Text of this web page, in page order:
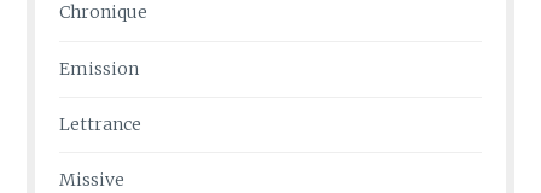
Chronique
Emission
Lettrance
Missive